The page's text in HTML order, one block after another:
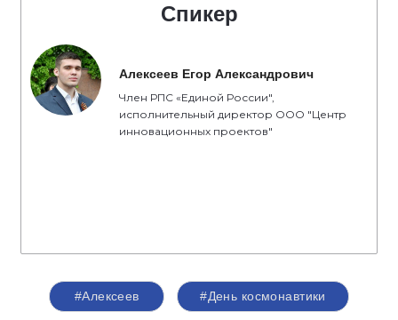
Спикер
Алексеев Егор Александрович
Член РПС «Единой России",
исполнительный директор ООО "Центр
инновационных проектов"
#Алексеев #День космонавтики